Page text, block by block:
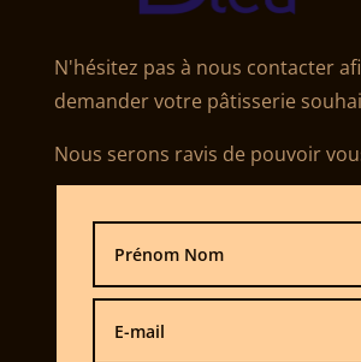
N'hésitez pas à nous contacter
demander votre pâtisserie
Nous serons ravis de pouvoir